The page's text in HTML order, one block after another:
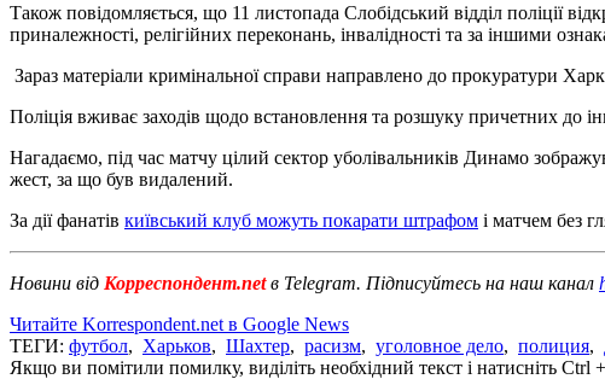
Також повідомляється, що 11 листопада Слобідський відділ поліції
приналежності, релігійних переконань, інвалідності та за іншими
Зараз матеріали кримінальної справи направлено до прокуратури
Поліція вживає заходів щодо встановлення та розшуку причетних до
Нагадаємо, під час матчу цілий сектор уболівальників Динамо
жест, за що був видалений.
За дії фанатів київський клуб можуть покарати штрафом і матчем без
Новини від Корреспондент.netв Telegram. Підписуйтесь на наш канал
Читайте Korrespondent.net в Google News
ТЕГИ: футбол, Харьков, Шахтер, расизм, уголовное дело, полиция,
Якщо ви помітили помилку, виділіть необхідний текст і натисніть